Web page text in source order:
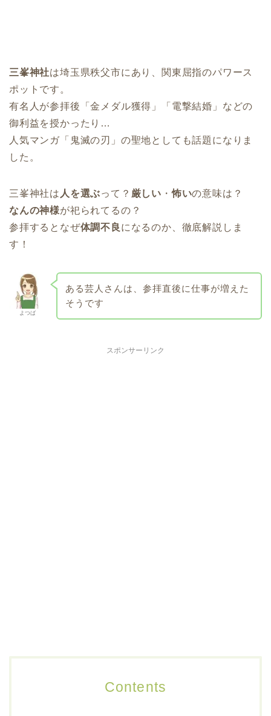
三峯神社は埼玉県秩父市にあり、関東屈指のパワース
ポットです。
有名人が参拝後「金メダル獲得」「電撃結婚」などの
御利益を授かったり…
人気マンガ「鬼滅の刃」の聖地としても話題になりま
した。
三峯神社は 人を選ぶって？ 厳しい ・怖いの意味は？
なんの神様が祀られてるの？
参拝するとなぜ体調不良 になるのか、徹底解説しま
す！
よつば
ある芸人さんは、参拝直後に仕事が増えた
そうです
スポンサーリンク
Contents